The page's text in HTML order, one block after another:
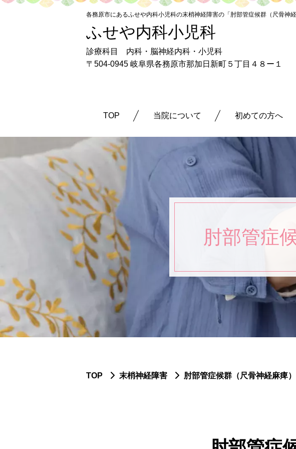
各務原市にあるふせや内科小児科の末梢神経障害の「肘部管症候群（尺骨神
ふせや内科小児科
診療科目 内科・脳神経内科・小児科
〒504-0945 岐阜県各務原市那加日新町５丁目４８ー１
TOP 当院について 初めての方へ
肘部管症
TOP 末梢神経障害 肘部管症候群（尺骨神経麻痺）